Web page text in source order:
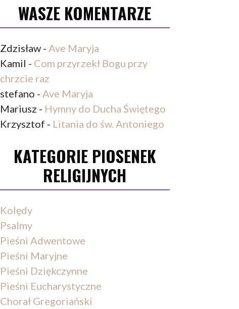
WASZE KOMENTARZE
Zdzisław- Ave Maryja
Kamil - Com przyrzekł Bogu przy
chrzcie raz
stefano - Ave Maryja
Mariusz - Hymny do Ducha Świętego
Krzysztof - Litania do św. Antoniego
KATEGORIE PIOSENEK
RELIGIJNYCH
Kolędy
Psalmy
Pieśni Adwentowe
Pieśni Maryjne
Pieśni Dziękczynne
Pieśni Eucharystyczne
Chorał Gregoriański